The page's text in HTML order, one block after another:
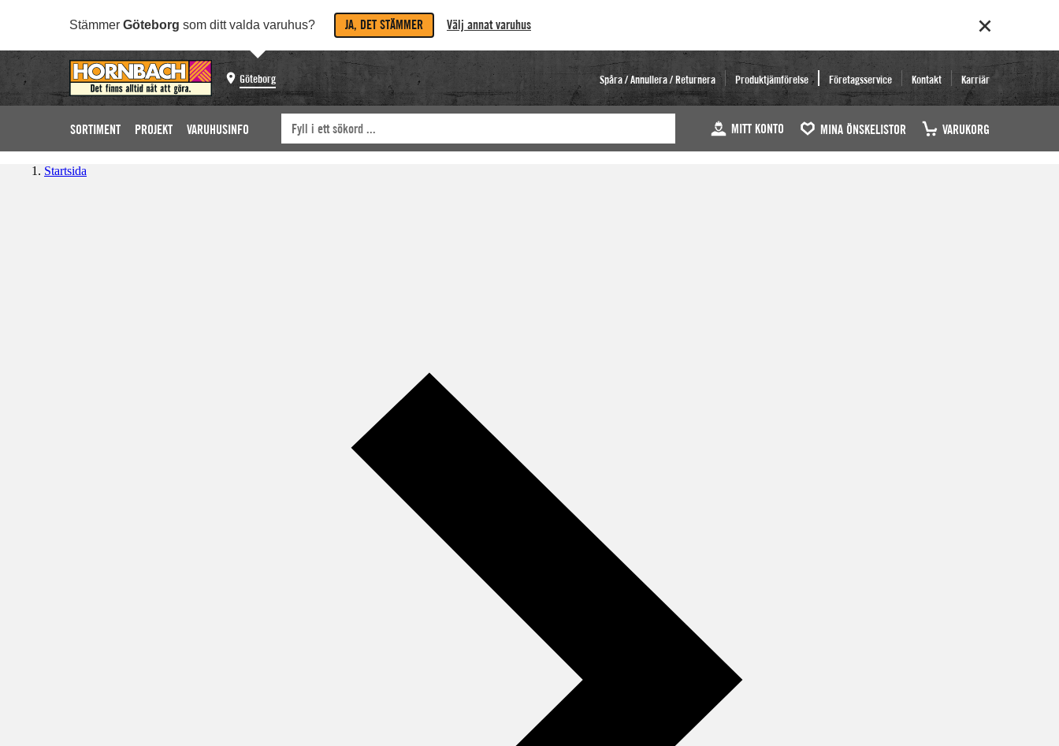
Stämmer Göteborg som ditt valda varuhus? JA, DET STÄMMER Välj annat varuhus
Göteborg Spåra / Annullera / Returnera Produktjämförelse Företagsservice Kontakt Karriär
SORTIMENT PROJEKT VARUHUSINFO MITT KONTO MINA ÖNSKELISTOR VARUKORG
Startsida